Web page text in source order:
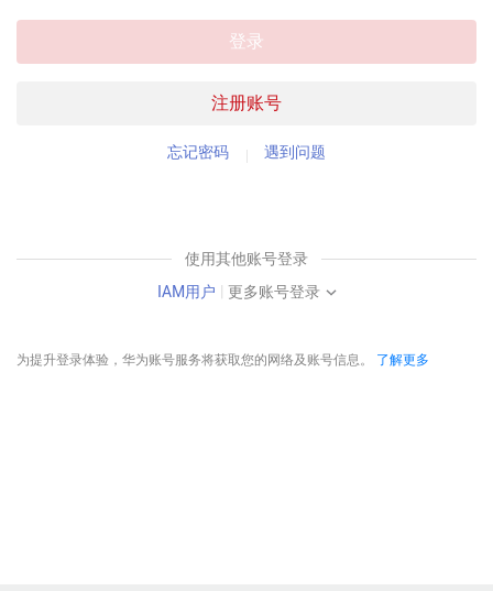
注册账号
登录
忘记密码 遇到问题
使用其他账号登录
IAM用户 | 更多账号登录
为提升登录体验，华为账号服务将获取您的网络及账号信息。 了解更多